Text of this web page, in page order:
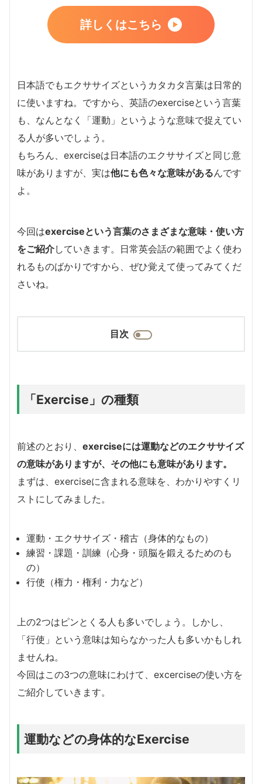
詳しくはこちら
日本語でもエクササイズというカタカタ言葉は日常的
に使いますね。ですから、英語のexerciseという言葉
も、なんとなく「運動」というような意味で捉えてい
る人が多いでしょう。
もちろん、exerciseは日本語のエクササイズと同じ意
味がありますが、実は他にも色々な意味があるんです
よ。
今回はexerciseという言葉のさまざまな意味・使い方
をご紹介していきます。日常英会話の範囲でよく使わ
れるものばかりですから、ぜひ覚えて使ってみてくだ
さいね。
目次
「Exercise」の種類
前述のとおり、 exerciseには運動などのエクササイズ
の意味がありますが、その他にも意味があります。
まずは、exerciseに含まれる意味を、わかりやすくリ
ストにしてみました。
運動・エクササイズ・稽古（身体的なもの）
練習・課題・訓練（心身・頭脳を鍛えるためのも
の）
行使（権力・権利・力など）
上の2つはピンとくる人も多いでしょう。しかし、
「行使」という意味は知らなかった人も多いかもしれ
ませんね。
今回はこの3つの意味にわけて、excerciseの使い方を
ご紹介していきます。
運動などの身体的なExercise